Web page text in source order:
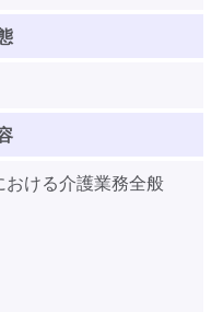
ける介護業務全般